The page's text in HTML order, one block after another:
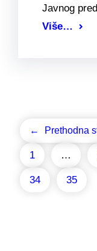
Javnog
Više…
← Prethodna
1 …
34 35